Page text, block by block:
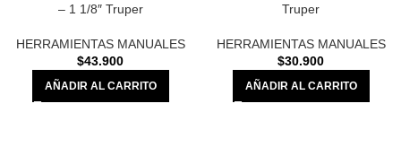
– 1 1/8″ Truper
HERRAMIENTAS MANUALES
$43.900
AÑADIR AL CARRITO
Truper
HERRAMIENTAS MANUALES
$30.900
AÑADIR AL CARRITO